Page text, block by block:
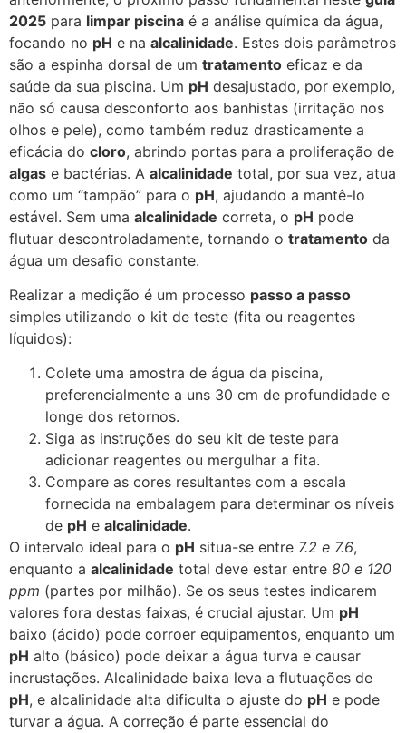
2025 para limpar piscina é a análise química da água,
focando no pH e na alcalinidade. Estes dois parâmetros
são a espinha dorsal de um tratamento eficaz e da
saúde da sua piscina. Um pH desajustado, por exemplo,
não só causa desconforto aos banhistas (irritação nos
olhos e pele), como também reduz drasticamente a
eficácia do cloro, abrindo portas para a proliferação de
algas e bactérias. A alcalinidade total, por sua vez, atua
como um “tampão” para o pH, ajudando a mantê-lo
estável. Sem uma alcalinidade correta, o pH pode
flutuar descontroladamente, tornando o tratamento da
água um desafio constante.
Realizar a medição é um processo passo a passo
simples utilizando o kit de teste (fita ou reagentes
líquidos):
Colete uma amostra de água da piscina,
preferencialmente a uns 30 cm de profundidade e
longe dos retornos.
Siga as instruções do seu kit de teste para
adicionar reagentes ou mergulhar a fita.
Compare as cores resultantes com a escala
fornecida na embalagem para determinar os níveis
de pH e alcalinidade.
O intervalo ideal para o pH situa-se entre 7.2 e 7.6,
enquanto a alcalinidade total deve estar entre 80 e 120
ppm (partes por milhão). Se os seus testes indicarem
valores fora destas faixas, é crucial ajustar. Um pH
baixo (ácido) pode corroer equipamentos, enquanto um
pH alto (básico) pode deixar a água turva e causar
incrustações. Alcalinidade baixa leva a flutuações de
pH, e alcalinidade alta dificulta o ajuste do pH e pode
turvar a água. A correção é parte essencial do